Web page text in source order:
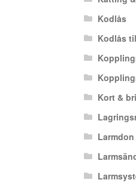
Kodlås
Kodlås
Kort &
Larmdon